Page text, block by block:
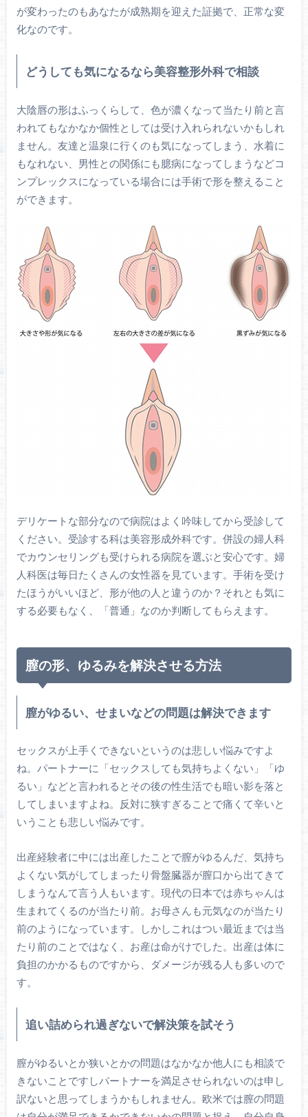
が変わったのもあなたが成熟期を迎えた証拠で、正常な変
化なのです。
どうしても気になるなら美容整形外科で相談
大陰唇の形はふっくらして、色が濃くなって当たり前と言
われてもなかなか個性としては受け入れられないかもしれ
ません。友達と温泉に行くのも気になってしまう、水着に
もなれない、男性との関係にも臆病になってしまうなどコ
ンプレックスになっている場合には手術で形を整えること
ができます。
デリケートな部分なので病院はよく吟味してから受診して
ください。受診する科は美容形成外科です。併設の婦人科
でカウンセリングも受けられる病院を選ぶと安心です。婦
人科医は毎日たくさんの女性器を見ています。手術を受け
たほうがいいほど、形が他の人と違うのか？それとも気に
する必要もなく、「普通」なのか判断してもらえます。
膣の形、ゆるみを解決させる方法
膣がゆるい、せまいなどの問題は解決できます
セックスが上手くできないというのは悲しい悩みですよ
ね。パートナーに「セックスしても気持ちよくない」「ゆ
るい」などと言われるとその後の性生活でも暗い影を落と
してしまいますよね。反対に狭すぎることで痛くて辛いと
いうことも悲しい悩みです。
出産経験者に中には出産したことで膣がゆるんだ、気持ち
よくない気がしてしまったり骨盤臓器が膣口から出てきて
しまうなんて言う人もいます。現代の日本では赤ちゃんは
生まれてくるのが当たり前。お母さんも元気なのが当たり
前のようになっています。しかしこれはつい最近までは当
たり前のことではなく、お産は命がけでした。出産は体に
負担のかかるものですから、ダメージが残る人も多いので
す。
追い詰められ過ぎないで解決策を試そう
膣がゆるいとか狭いとかの問題はなかなか他人にも相談で
きないことですしパートナーを満足させられないのは申し
訳ないと思ってしまうかもしれません。欧米では膣の問題